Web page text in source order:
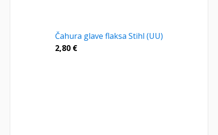
Čahura glave flaksa Stihl (UU)
2,80 €